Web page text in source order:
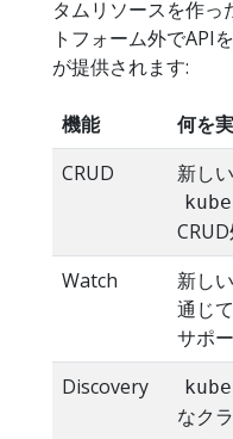
タムリソースを作
トフォーム外でAPI
が提供されます:
機能
何を
CRUD
新し
Watch
新し
通じ
サポ
Discovery
なク